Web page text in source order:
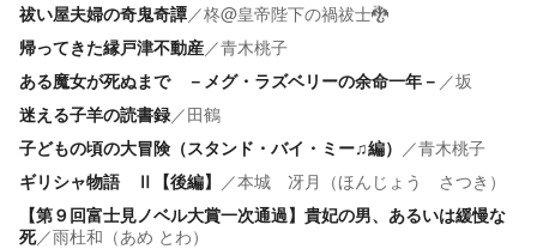
祓い屋夫婦の奇鬼奇譚／柊@皇帝陛下の禍祓士🐉
帰ってきた縁戸津不動産／青木桃子
ある魔女が死ぬまで －メグ・ラズベリーの余命一年－ ／坂
迷える子羊の読書録／田鶴
子どもの頃の大冒険（スタンド・バイ・ミー♫編） ／青木桃子
ギリシャ物語 Ⅱ【後編】 ／本城 冴月（ほんじょう さつき）
【第９回富士見ノベル大賞一次通過】貴妃の男、あるいは緩慢な
死／雨杜和（あめ とわ）